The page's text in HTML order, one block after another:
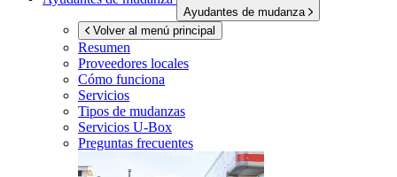
Ayudantes de mudanza
Volver al menú principal
Resumen
Proveedores locales
Cómo funciona
Servicios
Tipos de mudanzas
Servicios U-Box
Preguntas frecuentes